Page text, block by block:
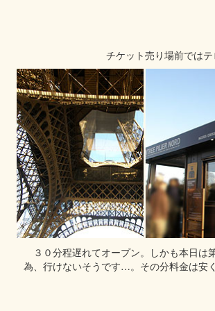
チケット売り場前では
３０分程遅れてオープン。しかも本日は
為、行けないそうです…。その分料金は安